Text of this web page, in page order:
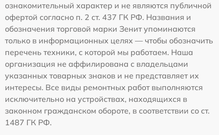
ознакомительный характер и не являются публичной
офертой согласно п. 2 ст. 437 ГК РФ. Названия и
обозначения торговой марки Зенит упоминаются
только в информационных целях — чтобы обозначить
перечень техники, с которой мы работаем. Наша
организация не аффилирована с владельцами
указанных товарных знаков и не представляет их
интересы. Все виды ремонтных работ выполняются
исключительно на устройствах, находящихся в
законном гражданском обороте, в соответствии со ст.
1487 ГК РФ.